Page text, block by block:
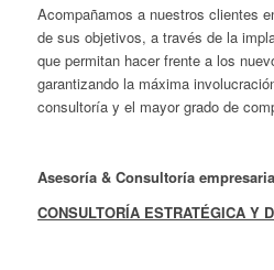
Acompañamos a nuestros clientes
de sus objetivos, a través de la
que permitan hacer frente a los
garantizando la máxima
consultoría y el mayor grado de
Asesoría & Consultoría
CONSULTORÍA ESTRATÉGICA Y